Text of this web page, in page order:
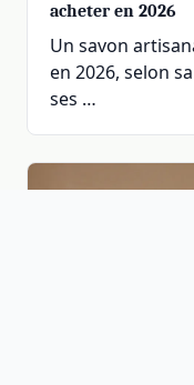
acheter en 2026
Un savon
en 2026, selon
ses …